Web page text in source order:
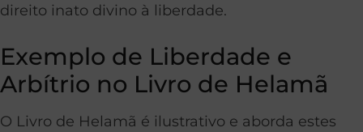
direito inato divino à liberdade.
Exemplo de Liberdade e
Arbítrio no Livro de Helamã
O Livro de Helamã é ilustrativo e aborda estes